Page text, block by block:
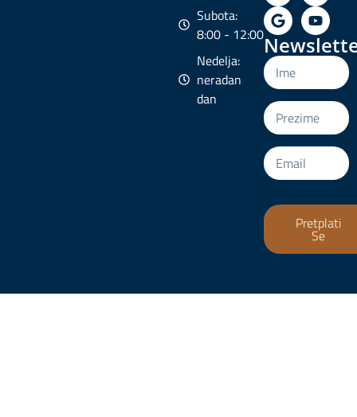
Subota:
8:00 - 12:00
Nedelja:
neradan
dan
Pretplati
Se